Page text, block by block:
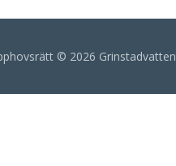
© 2026 Grinstadvatten